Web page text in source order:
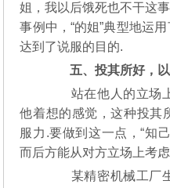
姐，我以后饿死也不干这
事例中，“的姐”典型地运
达到了说服的目的.
五、投其所好，以
站在他人的立场上
他着想的感觉，这种投其
服力.要做到这一点，“知
而后方能从对方立场上考
某精密机械工厂生